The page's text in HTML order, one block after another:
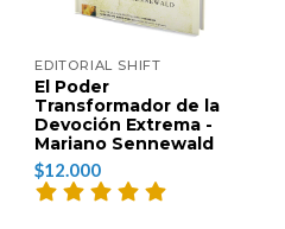
EDITORIAL SHIFT
El Poder
Transformador de la
Devoción Extrema -
Mariano Sennewald
$12.000